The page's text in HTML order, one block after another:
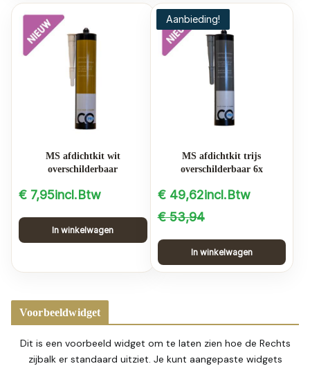
MS afdichtkit wit
overschilderbaar
€ 7,95incl.Btw
In winkelwagen
Aanbieding!
MS afdichtkit trijs
overschilderbaar 6x
€53,94
Oorspronkelijke
prijs
was:
€49,62
Huidige
prijs
is:
incl.Btw
In winkelwagen
Voorbeeldwidget
Dit is een voorbeeld widget om te laten zien hoe de Rechts
zijbalk er standaard uitziet. Je kunt aangepaste widgets